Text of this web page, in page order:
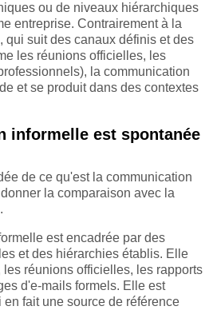
ou de niveaux hiérarchiques
entreprise. Contrairement à la
qui suit des canaux définis et des
les réunions officielles, les
la communication
et se produit dans des contextes
informelle est spontanée
de ce qu'est la communication
la comparaison avec la
est encadrée par des
et des hiérarchies établis. Elle
les réunions officielles, les rapports
d'e-mails formels. Elle est
fait une source de référence